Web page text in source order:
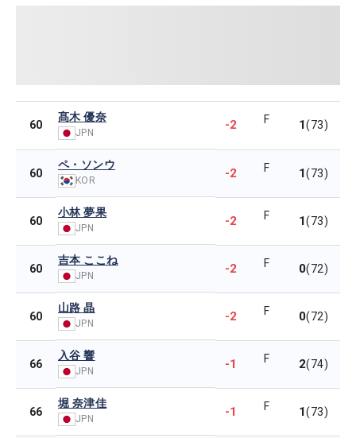
60
髙木 優奈
JPN
-2 F 1(73)
60
ペ・ソンウ
KOR -2 F 1(73)
60
小林 夢果
JPN -2 F 1(73)
60
吉本 ここね
JPN -2 F 0(72)
60
山路 晶
JPN -2 F 0(72)
66
入谷 響
JPN -1 F 2(74)
66
堀 奈津佳
JPN -1 F 1(73)